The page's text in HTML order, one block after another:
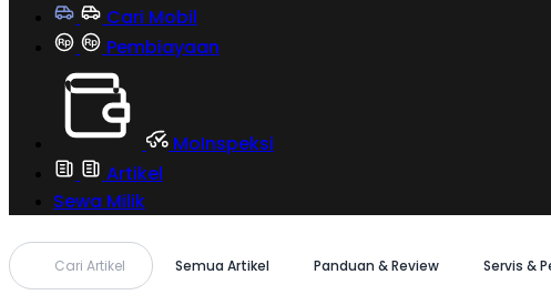
Cari Mobil
Pembiayaan
MoInspeksi
Artikel
Sewa Milik
Cari Artikel Semua Artikel Panduan & Review Servis &